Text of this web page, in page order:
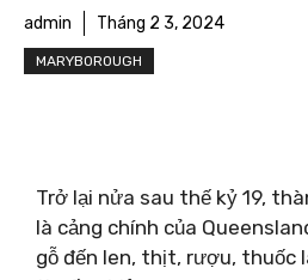
admin Tháng 2 3, 2024
MARYBOROUGH
Trở lại nửa sau thế kỷ 19,
là cảng chính của
gỗ đến len, thịt, rượu, thuốc